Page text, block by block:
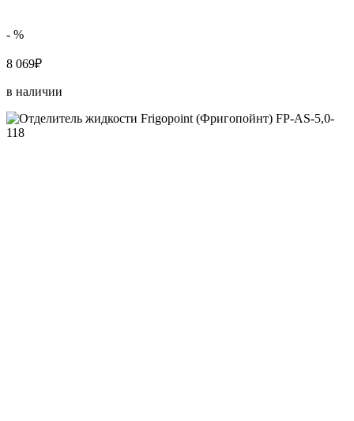
- %
8 069₽
в наличии